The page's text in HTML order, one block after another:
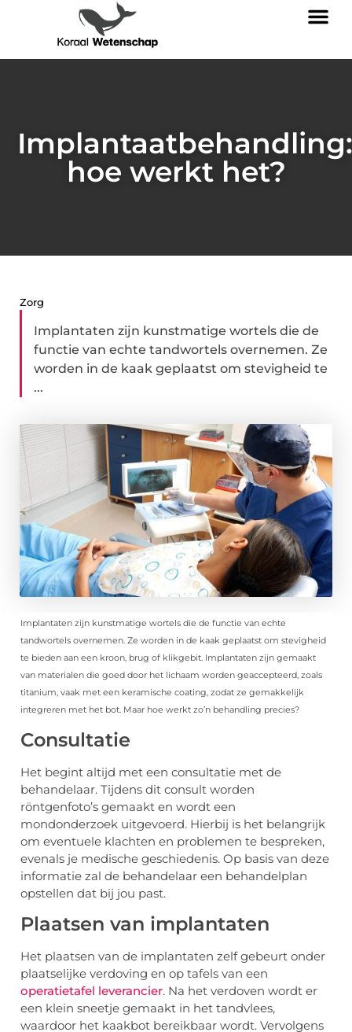
hoe werkt het?
Zorg
Implantaten zijn kunstmatige wortels die de
functie van echte tandwortels overnemen. Ze
worden in de kaak geplaatst om stevigheid te
...
Implantaten zijn kunstmatige wortels die de functie van echte
tandwortels overnemen. Ze worden in de kaak geplaatst om stevigheid
te bieden aan een kroon, brug of klikgebit. Implantaten zijn gemaakt
van materialen die goed door het lichaam worden geaccepteerd, zoals
titanium, vaak met een keramische coating, zodat ze gemakkelijk
integreren met het bot. Maar hoe werkt zo’n behandling precies?
Consultatie
Het begint altijd met een consultatie met de
behandelaar. Tijdens dit consult worden
röntgenfoto’s gemaakt en wordt een
mondonderzoek uitgevoerd. Hierbij is het belangrijk
om eventuele klachten en problemen te bespreken,
evenals je medische geschiedenis. Op basis van deze
informatie zal de behandelaar een behandelplan
opstellen dat bij jou past.
Plaatsen van implantaten
Het plaatsen van de implantaten zelf gebeurt onder
plaatselijke verdoving en op tafels van een
operatietafel leverancier. Na het verdoven wordt er
een klein sneetje gemaakt in het tandvlees,
waardoor het kaakbot bereikbaar wordt. Vervolgens